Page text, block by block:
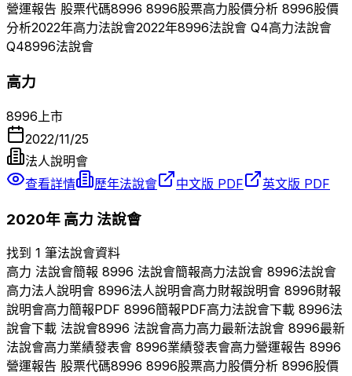
營運報告 股票代碼8996 8996股票高力股價分析 8996股價
分析2022年高力法說會2022年8996法說會 Q4高力法說會
Q48996法說會
高力
8996 上市
2022/11/25
法人說明會
查看詳情
歷年法說會 中文版 PDF 英文版 PDF
2020年 高力 法說會
找到 1 筆法說會資料
高力 法說會簡報 8996 法說會簡報高力法說會 8996法說會
高力法人說明會 8996法人說明會高力財報說明會 8996財報
說明會高力簡報PDF 8996簡報PDF高力法說會下載 8996法
說會下載 法說會8996 法說會高力高力最新法說會 8996最新
法說會高力業績發表會 8996業績發表會高力營運報告 8996
營運報告 股票代碼8996 8996股票高力股價分析 8996股價